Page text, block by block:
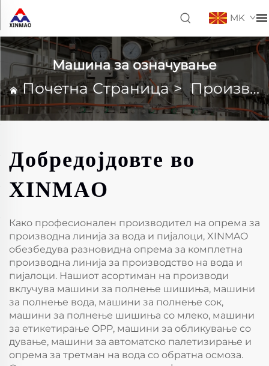
MK
Машина за означување
Почетна Страница>Производи
Добредојдовте во
XINMAO
Како професионален производител на опрема за
производна линија за вода и пијалоци, XINMAO
обезбедува разновидна опрема за комплетна
производна линија за производство на вода и
пијалоци. Нашиот асортиман на производи
вклучува машини за полнење шишиња, машини
за полнење вода, машини за полнење сок,
машини за полнење шишиња со млеко, машини
за етикетирање OPP, машини за обликување со
дување, машини за автоматско палетизирање и
опрема за третман на вода со обратна осмоза.